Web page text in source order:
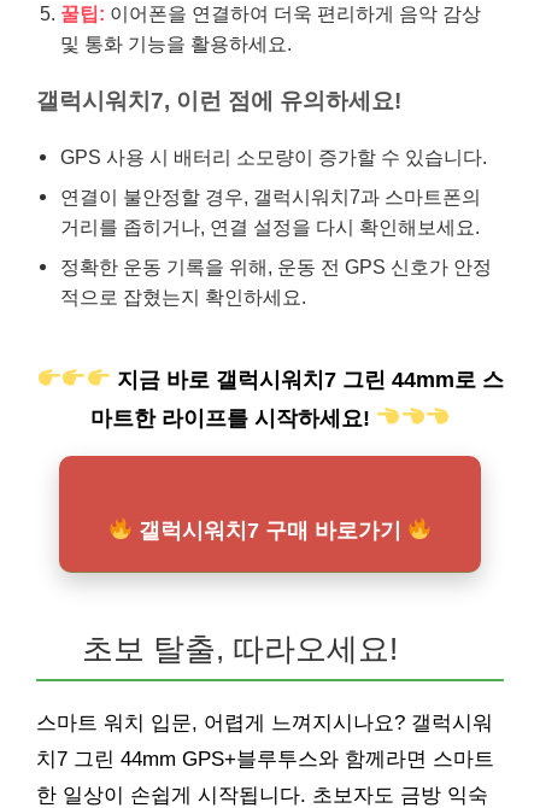
꿀팁: 이어폰을 연결하여 더욱 편리하게 음악 감상
및 통화 기능을 활용하세요.
갤럭시워치7, 이런 점에 유의하세요!
GPS 사용 시 배터리 소모량이 증가할 수 있습니다.
연결이 불안정할 경우, 갤럭시워치7과 스마트폰의
거리를 좁히거나, 연결 설정을 다시 확인해보세요.
정확한 운동 기록을 위해, 운동 전 GPS 신호가 안정
적으로 잡혔는지 확인하세요.
지금 바로 갤럭시워치7 그린 44mm로 스
마트한 라이프를 시작하세요!
갤럭시워치7 구매 바로가기
초보 탈출, 따라오세요!
스마트 워치 입문, 어렵게 느껴지시나요? 갤럭시워
치7 그린 44mm GPS+블루투스와 함께라면 스마트
한 일상이 손쉽게 시작됩니다. 초보자도 금방 익숙